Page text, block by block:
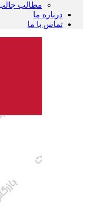
مطالب جالب
درباره ما
تماس با ما